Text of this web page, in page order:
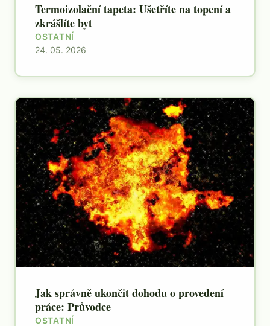
Termoizolační tapeta: Ušetříte na topení a
zkrášlíte byt
OSTATNÍ
24. 05. 2026
Jak správně ukončit dohodu o provedení
práce: Průvodce
OSTATNÍ